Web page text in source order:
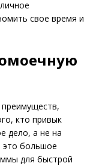
свое время и
кто привык
дело, а не на
это большое
для быстрой